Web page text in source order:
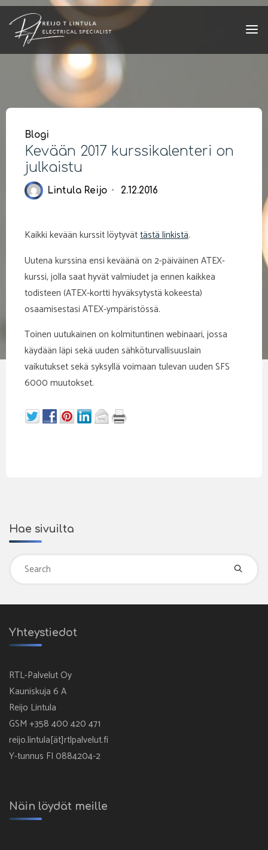
Skip
content
Blogi
Kevään 2017 kurssikalenteri on
julkaistu
Lintula Reijo 2.12.2016
Kaikki kevään kurssit löytyvättästä linkistä.
Uutena kurssina ensi keväänä on 2-päiväinen ATEX-
kurssi, jolla saat hyvät valmiudet ja ennen kaikkea
todisteen (ATEX-kortti hyväksytystä kokeesta)
osaamisestasi ATEX-ympäristössä.
Toinen uutukainen on kolmituntinen webinaari, jossa
käydään läpi sekä uuden sähköturvallisuuslain
vaikutukset sekä syksyllä voimaan tulevan uuden SFS
6000 muutokset.
Hae sivuilta
Yhteystiedot
RTL-Palvelut Oy
Kauniskuja 6 A
Reijo Lintula
GSM +358 400 420 471
reijo.lintula[ät]rtlpalvelut.fi
Y-tunnus FI 0884204-2
Näin löydät meille